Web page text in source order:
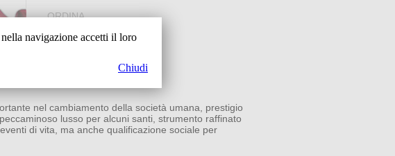
ORDINA
nel cambiamento della società umana, prestigio
lusso per alcuni santi, strumento raffinato
di vita, ma anche qualificazione sociale per
navigazione accetti il loro
Chiudi